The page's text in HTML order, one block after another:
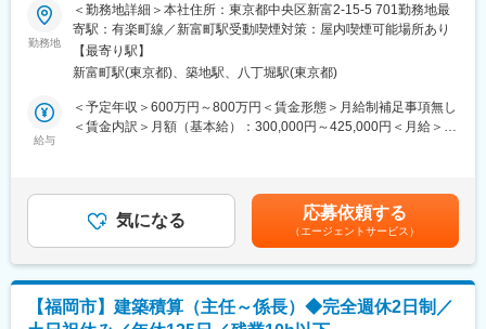
◇最高のパフォーマンスを発揮するために
iPhone支給やデュアルディスプレイ環境の整備により、効率的な
業務遂行をサポート。フレックスタイム制度の導入で、個人のラ
イフスタイルに合わせた働き方が可能です。最新のオフィス環境
がら生産性の高い仕事ができる環境が整っています。
◇研修・資格取得支援制度
当も支給し、成長意欲に応える環境が充実。専門性を高めながら
キャリアを築くことができます。
◇ONとOFFのメリハリがある充実したワークライフ
定期懇親会やSUNPROスポーツフェスティバルなど、社員同士の
交流を深めるイベントを開催。部活動制度もあり、共通の趣味を
持つ仲間と親睦を深めることができます。仕事に集中する時間
と、リフレッシュする時間のバランスを大切にし、充実したワー
■業務内容：
自動車ディーラーの新築・改修や電気自動車の充電スタンド設置
工事を主に行う当社にて、積算（見積り）業務及び工事協力会社
との調整業務を行っていただきます。
内勤が8割 外勤が2割となっており、
原則、本社内でのデスクワークです。他の社員がおりますので、
荷物の運搬などはサポートしてもらえます。
全体人数 5名
課長以下4名が在籍しており、40代～60代が幅広く活躍していま
す。中途入社者多数となっており、なじんでご活躍いただけま
■スキルアップについて：
資格保有者からの直接指導により資格取得に必要なスキル習得も
勤務地
＜勤務地詳細＞本社住所：東京都中央区新富2-15-5 701勤務地最
寄駅：有楽町線／新富町駅受動喫煙対策：屋内喫煙可能場所あり
【最寄り駅】
新富町駅(東京都)、築地駅、八丁堀駅(東京都)
給与
＜予定年収＞600万円～800万円＜賃金形態＞月給制補足事項無し
＜賃金内訳＞月額（基本給）：300,000円～425,000円＜月給＞
する可能性があります。月給(月額)は固定手当を含めた表記です。
気になる 応募依頼する
（エージェントサービス）
【福岡市】建築積算（主任～係長）◆完全週休2日制／